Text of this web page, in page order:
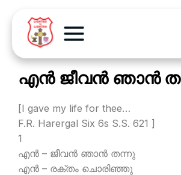
എന്‍ ജീവന്‍ ഞാന്‍
[I gave my life for thee…
F.R. Harergal Six 6s S.S. 621 ]
1
എന്‍ – ജീവന്‍ ഞാന്‍ തന്നു
എന്‍ – രക്തം ചൊരിഞ്ഞു